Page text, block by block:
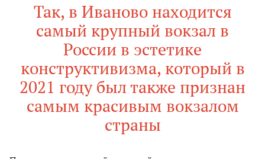
Так, в Иваново находится
самый крупный вокзал в
России в эстетике
конструктивизма, который в
2021 году был также признан
самым красивым вокзалом
страны